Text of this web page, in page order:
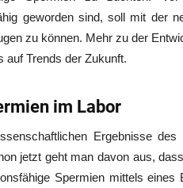
geworden sind, soll mit der
zu können. Mehr zu der
auf Trends der Zukunft.
im Labor
Ergebnisse
jetzt geht man davon aus,
Spermien mittels